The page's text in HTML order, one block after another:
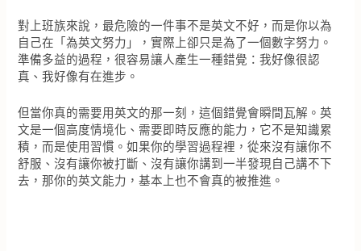
對上班族來說，最危險的一件事不是英文不好，而是你以為
自己在「為英文努力」，實際上卻只是為了一個數字努力。
準備多益的過程，很容易讓人產生一種錯覺：我好像很認
真、我好像有在進步。
但當你真的需要用英文的那一刻，這個錯覺會瞬間瓦解。英
文是一個高度情境化、需要即時反應的能力，它不是知識累
積，而是使用習慣。如果你的學習過程裡，從來沒有讓你不
舒服、沒有讓你被打斷、沒有讓你講到一半發現自己講不下
去，那你的英文能力，基本上也不會真的被推進。